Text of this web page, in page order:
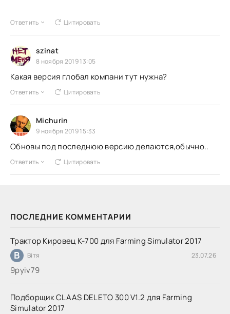
ПОСЛЕДНИЕ КОММЕНТАРИИ
Трактор Кировец К-700 для Farming Simulator 2017
В Вітя 23.07.26
9руіv79
Подборщик CLAAS DELETO 300 V1.2 для Farming
Simulator 2017
Ответить Цитировать
szinat
8 ноября 2019 13:05
Какая версия глобал компани тут нужна?
Ответить Цитировать
Michurin
9 ноября 2019 15:33
Обновы под последнюю версию делаются,обычно..
Ответить Цитировать